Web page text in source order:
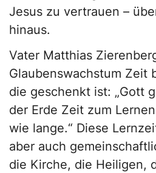
Jesus zu vertrauen –
hinaus.
Vater Matthias
Glaubenswachstum Zeit
die geschenkt ist: „Gott
der Erde Zeit zum
wie lange.“ Diese
aber auch
die Kirche, die Heiligen,